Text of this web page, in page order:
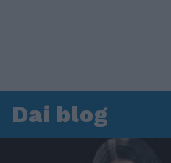
Dai blog